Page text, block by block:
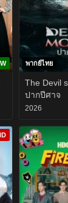
พากย์ไทย
The Devil
ปากปีศาจ
2026